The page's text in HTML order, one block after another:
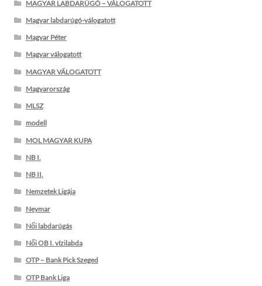
MAGYAR LABDARÚGÓ – VÁLOGATOTT
Magyar labdarúgó-válogatott
Magyar Péter
Magyar válogatott
MAGYAR VÁLOGATOTT
Magyarország
MLSZ
modell
MOL MAGYAR KUPA
NB I.
NB II.
Nemzetek Ligája
Neymar
Női labdarúgás
Női OB I. vízilabda
OTP – Bank Pick Szeged
OTP Bank Liga